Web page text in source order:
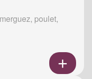
poulet,